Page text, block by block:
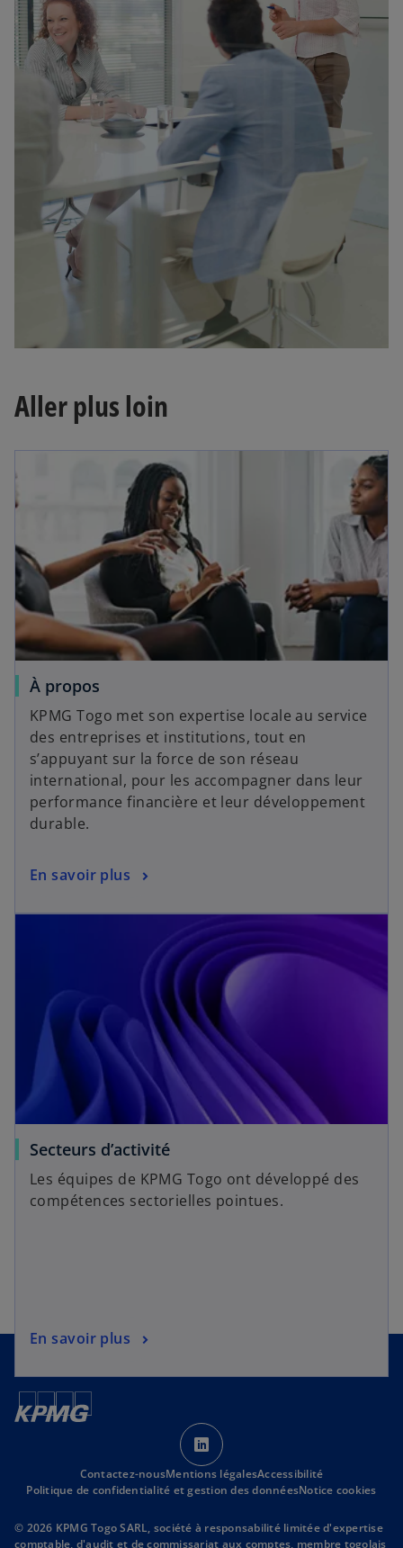
Aller plus loin
À propos
KPMG Togo met son expertise locale au service
des entreprises et institutions, tout en
s’appuyant sur la force de son réseau
international, pour les accompagner dans leur
performance financière et leur développement
durable.
En savoir plus
Secteurs d’activité
Les équipes de KPMG Togo ont développé des
compétences sectorielles pointues.
En savoir plus
’
o
u
r
Contactez-nousMentions légalesAccessibilité
Politique de confidentialité et gestion des donnéesNotice cookies
© 2026 KPMG Togo SARL, société à responsabilité limitée d'expertise
comptable, d'audit et de commissariat aux comptes, membre togolais